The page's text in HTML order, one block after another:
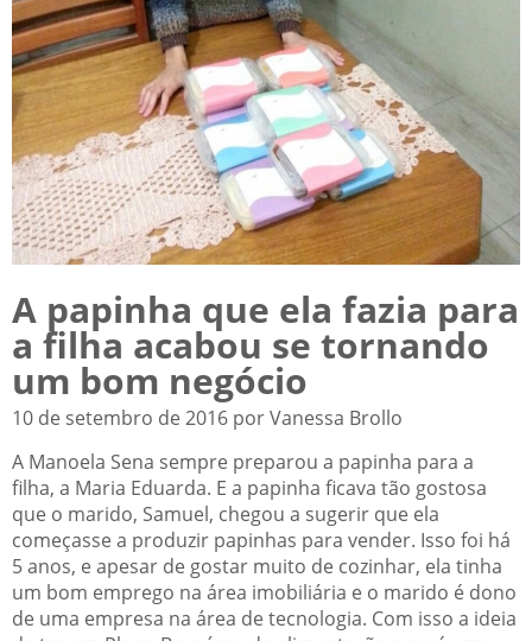
A papinha que ela fazia para
a filha acabou se tornando
um bom negócio
10 de setembro de 2016 por Vanessa Brollo
A Manoela Sena sempre preparou a papinha para a
filha, a Maria Eduarda. E a papinha ficava tão gostosa
que o marido, Samuel, chegou a sugerir que ela
começasse a produzir papinhas para vender. Isso foi há
5 anos, e apesar de gostar muito de cozinhar, ela tinha
um bom emprego na área imobiliária e o marido é dono
de uma empresa na área de tecnologia. Com isso a ideia